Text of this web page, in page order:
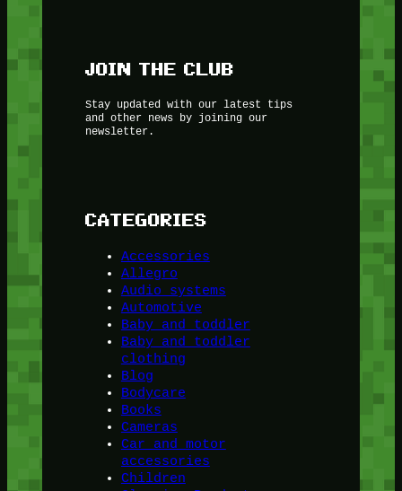
JOIN THE CLUB
Stay updated with our latest tips
and other news by joining our
newsletter.
CATEGORIES
Accessories
Allegro
Audio systems
Automotive
Baby and toddler
Baby and toddler
clothing
Blog
Bodycare
Books
Cameras
Car and motor
accessories
Children